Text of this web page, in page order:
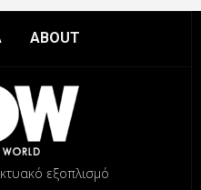
ABOUT
εξοπλισμό